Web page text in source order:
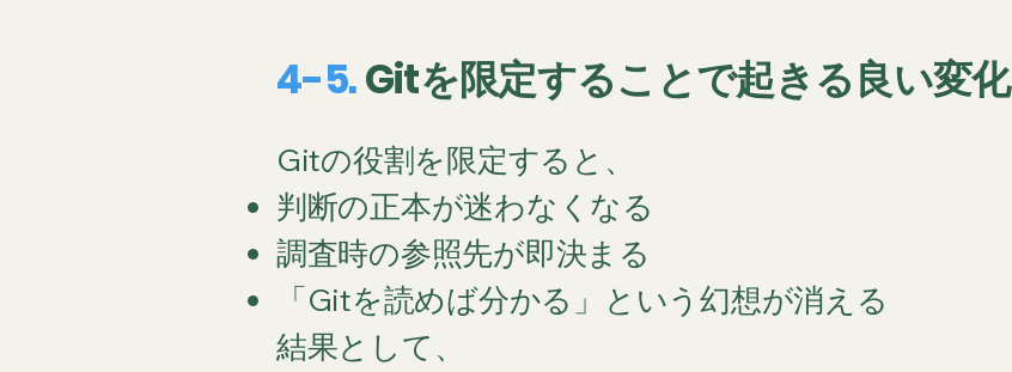
4-5.Gitを限定することで起きる良い変化
Gitの役割を限定すると、
判断の正本が迷わなくなる
調査時の参照先が即決まる
「Gitを読めば分かる」という幻想が消える
結果として、